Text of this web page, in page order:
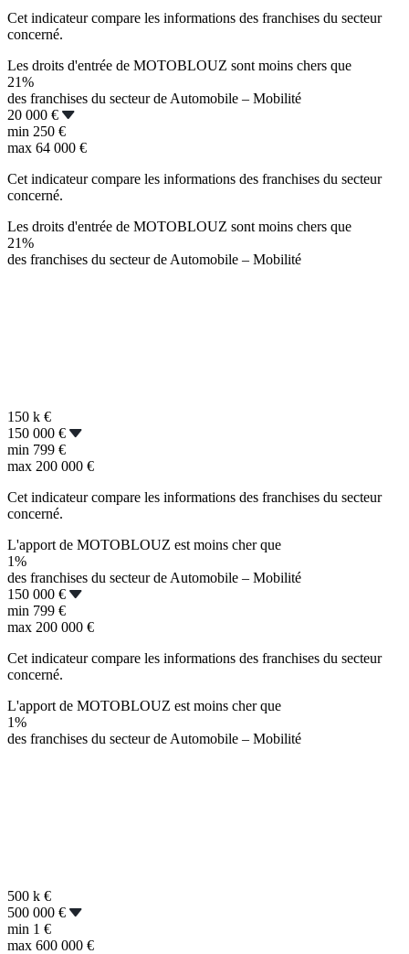
Cet indicateur compare les informations des franchises du secteur
concerné.
Les droits d'entrée de MOTOBLOUZ sont moins chers que
21%
des franchises du secteur de Automobile – Mobilité
20 000 €
min 250 €
max 64 000 €
Cet indicateur compare les informations des franchises du secteur
concerné.
Les droits d'entrée de MOTOBLOUZ sont moins chers que
21%
des franchises du secteur de Automobile – Mobilité
150 k €
150 000 €
min 799 €
max 200 000 €
Cet indicateur compare les informations des franchises du secteur
concerné.
L'apport de MOTOBLOUZ est moins cher que
1%
des franchises du secteur de Automobile – Mobilité
150 000 €
min 799 €
max 200 000 €
Cet indicateur compare les informations des franchises du secteur
concerné.
L'apport de MOTOBLOUZ est moins cher que
1%
des franchises du secteur de Automobile – Mobilité
500 k €
500 000 €
min 1 €
max 600 000 €